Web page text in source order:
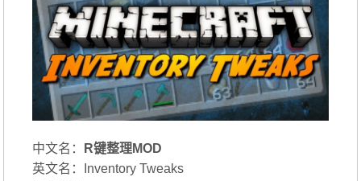
中文名：
R键整理MOD
英文名：Inventory Tweaks